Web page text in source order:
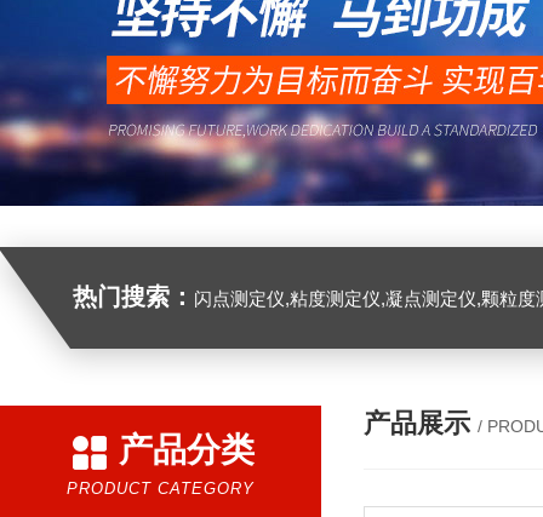
热门搜索： 闪点测定仪,粘度测定仪,凝点测定仪,颗粒
产品分类
PRODUCT CATEGORY
产品展示 /